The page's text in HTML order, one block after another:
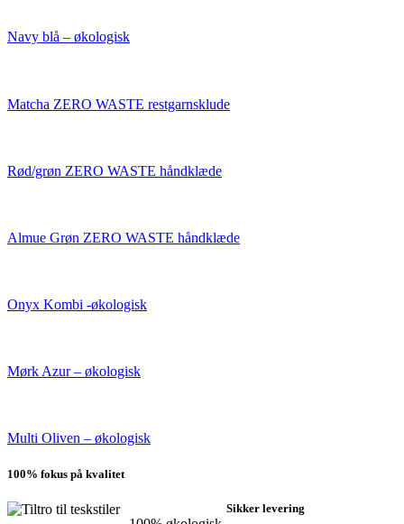
Navy blå – økologisk
Matcha ZERO WASTE restgarnsklude
Rød/grøn ZERO WASTE håndklæde
Almue Grøn ZERO WASTE håndklæde
Onyx Kombi -økologisk
Mørk Azur – økologisk
Multi Oliven – økologisk
100% fokus på kvalitet
Sikker levering